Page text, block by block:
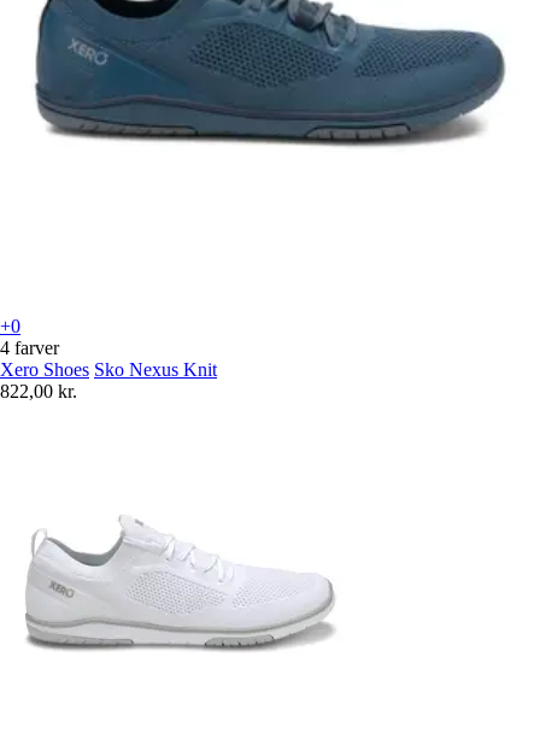
+0
4 farver
Xero Shoes Sko Nexus Knit
822,00 kr.